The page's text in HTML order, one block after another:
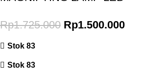
Rp1.725.000 Rp1.500.000
Stok 83
Stok 83